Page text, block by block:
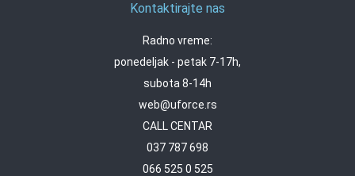
Kontaktirajte nas
Radno vreme:
ponedeljak - petak 7-17h,
subota 8-14h
web@uforce.rs
CALL CENTAR
037 787 698
066 525 0 525